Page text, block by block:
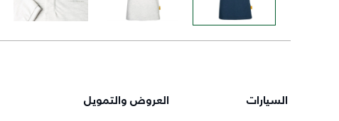
السيارات العروض والتمويل